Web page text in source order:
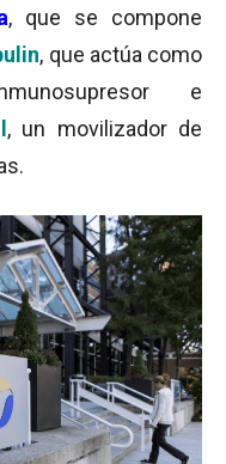
, que se compone
, que actúa como
e
, un movilizador de